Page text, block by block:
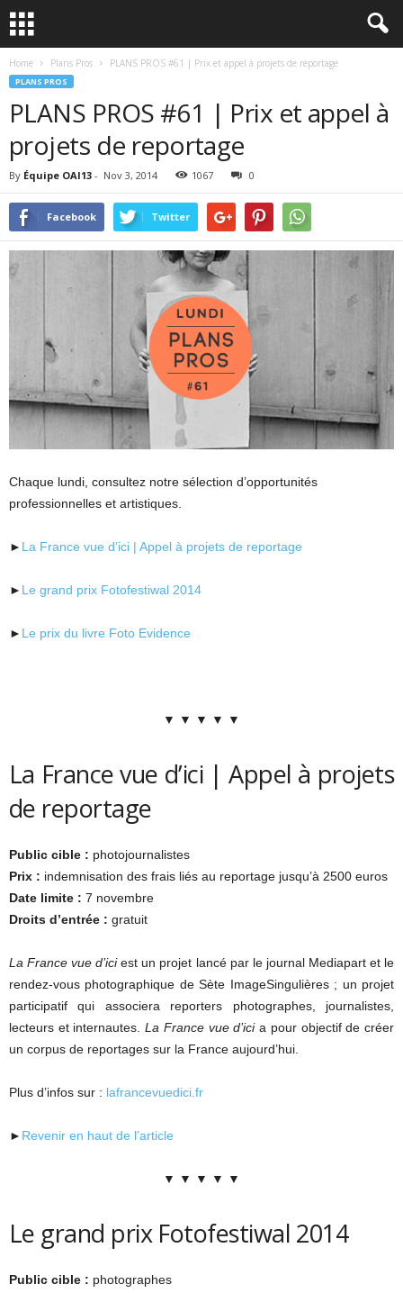
Home Plans Pros PLANS PROS #61 | Prix et appel à projets de reportage
PLANS PROS
PLANS PROS #61 | Prix et appel à
projets de reportage
By Équipe OAI13 - Nov 3, 2014 1067 0
Facebook Twitter
Chaque lundi, consultez notre sélection d’opportunités
professionnelles et artistiques.
► La France vue d’ici | Appel à projets de reportage
► Le grand prix Fotofestiwal 2014
► Le prix du livre Foto Evidence
▼ ▼ ▼ ▼ ▼
La France vue d’ici | Appel à projets
de reportage
Public cible : photojournalistes
Prix : indemnisation des frais liés au reportage jusqu’à 2500 euros
Date limite : 7 novembre
Droits d’entrée : gratuit
La France vue d’iciest un projet lancé par le journal Mediapart et le
rendez-vous photographique de Sète ImageSingulières ; un projet
participatif qui associera reporters photographes, journalistes,
lecteurs et internautes.La France vue d’icia pour objectif de créer
un corpus de reportages sur la France aujourd’hui.
Plus d’infos sur : lafrancevuedici.fr
► Revenir en haut de l’article
▼ ▼ ▼ ▼ ▼
Le grand prix Fotofestiwal 2014
Public cible : photographes